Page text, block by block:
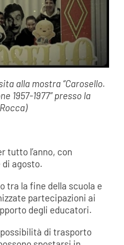
alla mostra “Carosello.
1957-1977” presso la
tutto l’anno, con
di agosto.
tra la fine della scuola e
partecipazioni ai
degli educatori.
di trasporto